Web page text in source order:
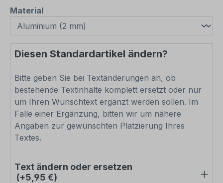
Materialauswählen
Diesen Standardartikel ändern?
Bitte geben Sie bei Textänderungen an, ob
bestehende Textinhalte komplett ersetzt oder nur
um Ihren Wunschtext ergänzt werden sollen. Im
Falle einer Ergänzung, bitten wir um nähere
Angaben zur gewünschten Platzierung Ihres
Textes.
Text ändern oder ersetzen
(+5,95 €)